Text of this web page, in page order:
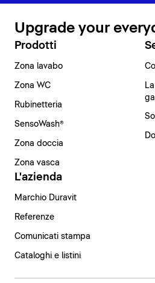
Upgrade your
Prodotti
Zona lavabo
Zona WC
Rubinetteria
SensoWash®
Zona doccia
Zona vasca
L'azienda
Marchio Duravit
Referenze
Comunicati stampa
Cataloghi e listini